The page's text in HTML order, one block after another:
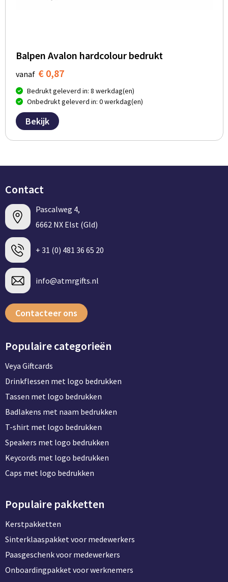
Balpen Avalon hardcolour bedrukt
vanaf € 0,87
Bedrukt geleverd in: 8 werkdag(en)
Onbedrukt geleverd in: 0 werkdag(en)
Bekijk
Contact
Pascalweg 4,
6662 NX Elst (Gld)
+ 31 (0) 481 36 65 20
info@atmrgifts.nl
Contacteer ons
Populaire categorieën
Veya Giftcards
Drinkflessen met logo bedrukken
Tassen met logo bedrukken
Badlakens met naam bedrukken
T-shirt met logo bedrukken
Speakers met logo bedrukken
Keycords met logo bedrukken
Caps met logo bedrukken
Populaire pakketten
Kerstpakketten
Sinterklaaspakket voor medewerkers
Paasgeschenk voor medewerkers
Onboardingpakket voor werknemers